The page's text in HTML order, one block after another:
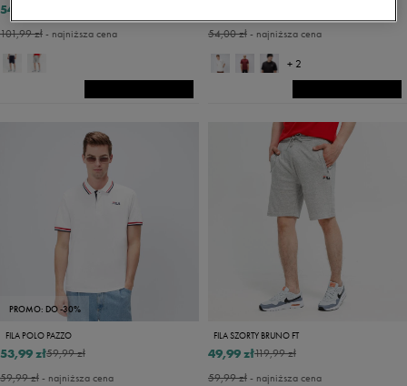
54,00 zł
101,99 zł- najniższa cena 54,00 zł- najniższa cena
+ 2
PROMO: DO -30%
FILA POLO PAZZO
59,99 zł
53,99 zł
59,99 zł- najniższa cena
FILA SZORTY BRUNO FT
119,99 zł
49,99 zł
59,99 zł- najniższa cena